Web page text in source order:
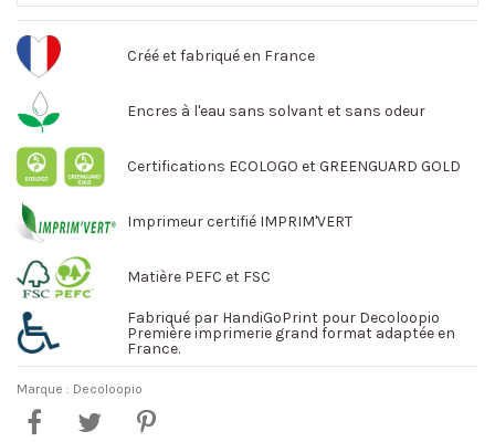
Créé et fabriqué en France
Encres à l'eau sans solvant et sans odeur
Certifications ECOLOGO et GREENGUARD GOLD
Imprimeur certifié IMPRIM'VERT
Matière PEFC et FSC
Fabriqué par HandiGoPrint pour Decoloopio
Première imprimerie grand format adaptée en
France.
Marque : Decoloopio